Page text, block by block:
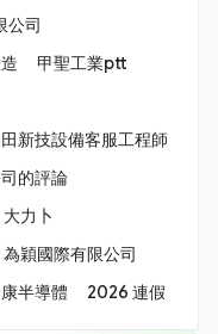
公司
甲聖工業ptt
新技設備客服工程師
的評論
大力卜
為穎國際有限公司
半導體 2026 連假